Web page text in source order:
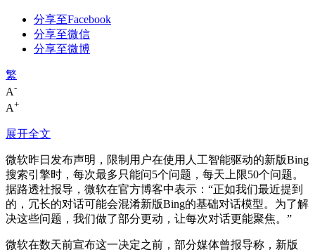
分享至Facebook
分享至微信
分享至微博
繁
A-
A+
展开全文
微软昨日发布声明，限制用户在使用人工智能驱动的新版Bing
搜索引擎时，每次最多只能问5个问题，每天上限50个问题。
据路透社报导，微软在官方博客中表示：“正如我们最近提到
的，冗长的对话可能会混淆新版Bing的基础对话模型。为了解
决这些问题，我们做了部分更动，让每次对话更能聚焦。”
微软在数天前宣布这一决定之前，部分媒体曾报导称，新版